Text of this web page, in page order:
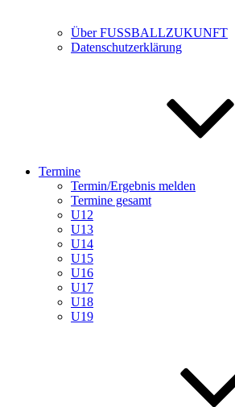
Über FUSSBALLZUKUNFT
Datenschutzerklärung
Termine
Termin/Ergebnis melden
Termine gesamt
U12
U13
U14
U15
U16
U17
U18
U19